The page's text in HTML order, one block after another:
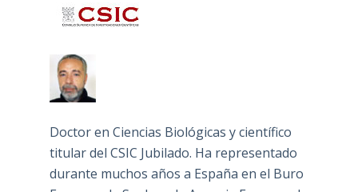
Doctor en Ciencias Biológicas y científico
titular del CSIC Jubilado. Ha representado
durante muchos años a España en el Buro